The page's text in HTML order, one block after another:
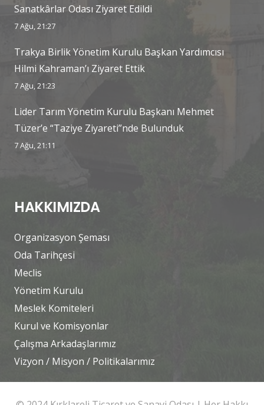
Sanatkârlar Odası Ziyaret Edildi
7 Ağu, 21:27
Trakya Birlik Yönetim Kurulu Başkan Yardımcısı
Hilmi Kahraman’ı Ziyaret Ettik
7 Ağu, 21:23
Lider Tarım Yönetim Kurulu Başkanı Mehmet
Tüzer’e “Taziye Ziyareti”nde Bulunduk
7 Ağu, 21:11
HAKKIMIZDA
Organizasyon Şeması
Oda Tarihçesi
Meclis
Yönetim Kurulu
Meslek Komiteleri
Kurul ve Komisyonlar
Çalışma Arkadaşlarımız
Vizyon / Misyon / Politikalarımız